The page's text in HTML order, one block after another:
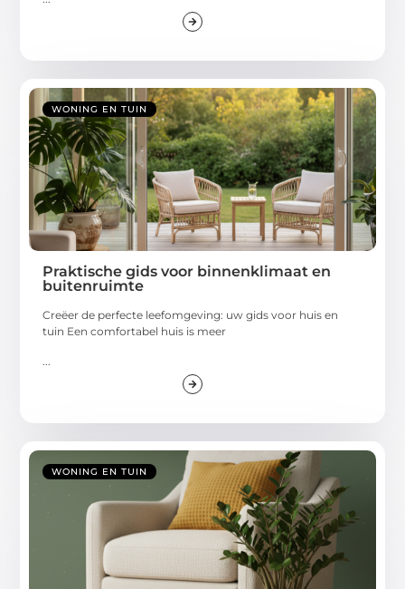
WONING EN TUIN
Praktische gids voor binnenklimaat en
buitenruimte
Creëer de perfecte leefomgeving: uw gids voor huis en
tuin Een comfortabel huis is meer
WONING EN TUIN